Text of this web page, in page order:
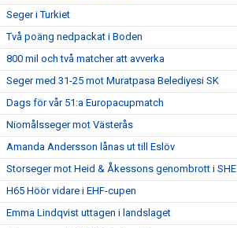
Seger i Turkiet
Två poäng nedpackat i Boden
800 mil och två matcher att avverka
Seger med 31-25 mot Muratpasa Belediyesi SK
Dags för vår 51:a Europacupmatch
Niomålsseger mot Västerås
Amanda Andersson lånas ut till Eslöv
Storseger mot Heid & Åkessons genombrott i SHE
H65 Höör vidare i EHF-cupen
Emma Lindqvist uttagen i landslaget